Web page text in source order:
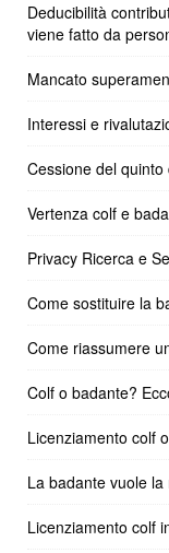
Deducibilità
viene fatto da
Mancato
Interessi e
Cessione del
Vertenza colf e
Privacy Ricerca e
Come sostituire la
Come riassumere
Colf o badante?
Licenziamento colf
La badante vuole
Licenziamento colf